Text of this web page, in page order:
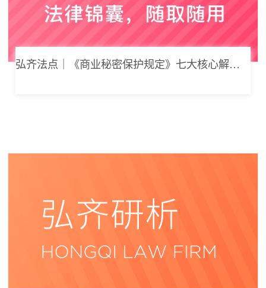
弘齐法点｜《商业秘密保护规定》七大核心解读，浅谈企业商业秘密合规管理新思路